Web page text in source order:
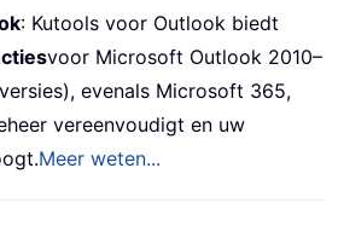
: Kutools voor Outlook biedt
voor Microsoft Outlook 2010–
evenals Microsoft 365,
vereenvoudigt en uw
Meer weten...